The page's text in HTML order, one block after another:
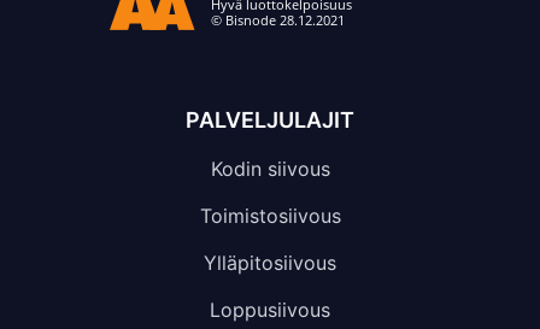
PALVELJULAJIT
Kodin siivous
Toimistosiivous
Ylläpitosiivous
Loppusiivous